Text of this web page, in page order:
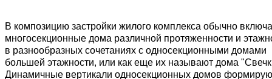
интеграции современной архитектуры в
«Théia» (75 квартир, из которых 17 — социального
& Sens» (38 квартир, включая 11 доступных, площадь 2
с учетом строгих норм пожарной
Успех проекта был подтвержден победой
В композицию застройки жило­го комплекса обычно
много­секционные дома различной протяжен­ности и
в разнообразных сочетаниях с односекционными дома­ми
большей этажности, или как еще их называют дома
Динамичные вертикали односекционных домов